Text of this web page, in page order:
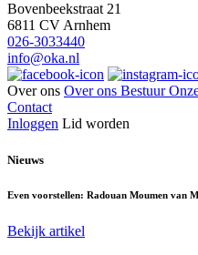
Bovenbeekstraat 21
6811 CV Arnhem
026-3033440
info@oka.nl
Over ons Over ons Bestuur
Contact
Inloggen Lid worden
Nieuws
Even voorstellen: Radouan Moumen van
Bekijk artikel